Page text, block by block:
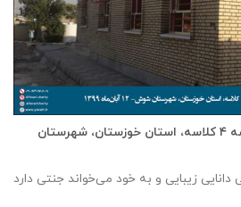
گزارش پیشرفت ساخت مدرسه ٤ كلاسه، استان خوزستان، شهرستان
دانايی زيبايی و به خود می‌خواند جنتی دارد